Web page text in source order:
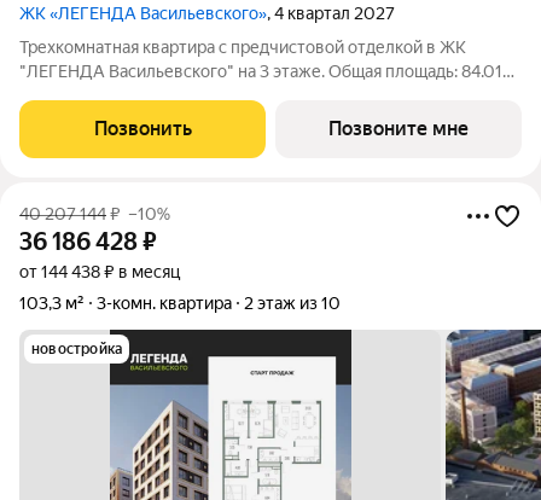
ЖК «ЛЕГЕНДА Васильевского», 4 квартал 2027
Трехкомнатная квартира с предчистовой отделкой в ЖК
"ЛЕГЕНДА Васильевского" на 3 этаже. Общая площадь: 84.01
27.26 кв.м. Квартира - распашонка, без проходных комнат, окна
выходят на paзные
Позвонить Позвоните мне
40 207 144₽ –10%
36 186 428₽
от 144 438 ₽ в месяц
103,3 м²
3-комн. квартира 2 этаж из 10
новостройка